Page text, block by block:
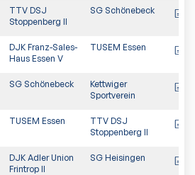
TTV DSJ
Stoppenberg II
SG Schönebeck
DJK Franz-Sales-
Haus Essen V
TUSEM Essen
SG Schönebeck
Kettwiger
Sportverein
TUSEM Essen
TTV DSJ
Stoppenberg II
DJK Adler Union
Frintrop II
SG Heisingen